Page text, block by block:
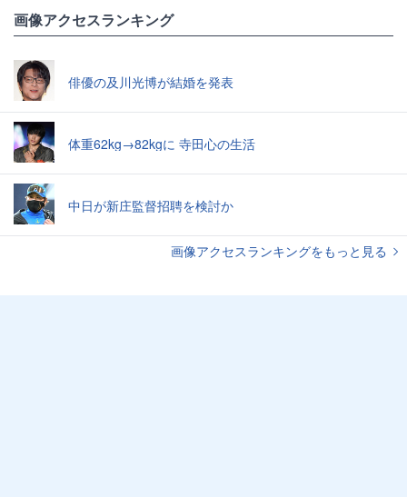
画像アクセスランキング
俳優の及川光博が結婚を発表
体重62kg→82kgに 寺田心の生活
中日が新庄監督招聘を検討か
画像アクセスランキングをもっと見る